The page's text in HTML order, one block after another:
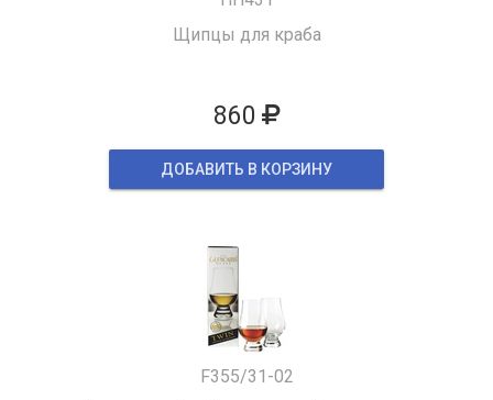
Щипцы для краба
860
ДОБАВИТЬ В КОРЗИНУ
F355/31-02